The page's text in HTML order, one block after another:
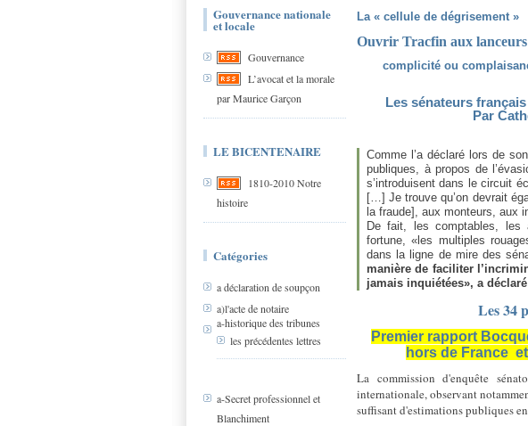
Gouvernance nationale
et locale
Gouvernance
L’avocat et la morale
par Maurice Garçon
LE BICENTENAIRE
1810-2010 Notre
histoire
Catégories
a déclaration de soupçon
a)l'acte de notaire
a-historique des tribunes
les précédentes lettres
a-Secret professionnel et
Blanchiment
La « cellule de dégrisement »
Ouvrir Tracfin aux
complicité ou
Les sénateurs
Par
Comme l’a déclaré lors de
publiques, à propos de
s’introduisent dans le circuit
[…] Je trouve qu’on devrait
la fraude], aux monteurs, aux
De fait, les comptables, les
fortune, «les multiples
dans la ligne de mire des
manière de faciliter
jamais inquiétées», a
Les 34
Premier rapport
hors de France
La commission d'enquête
internationale, observant
suffisant d'estimations publiques